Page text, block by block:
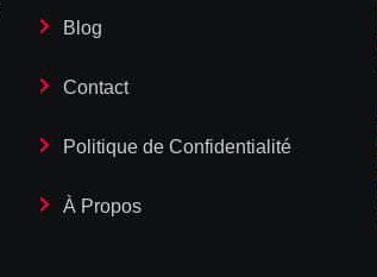
Blog
Contact
Politique de Confidentialité
À Propos